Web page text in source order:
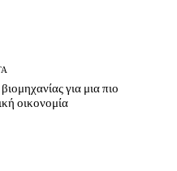
για μια πιο
οικονομία